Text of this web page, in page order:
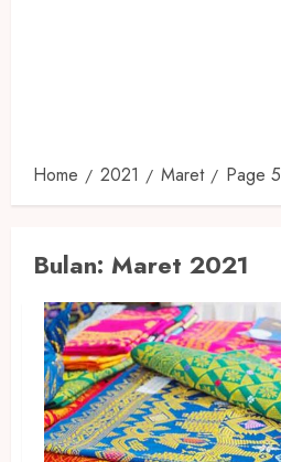
Home 2021 Maret Page 5
Bulan: Maret 2021